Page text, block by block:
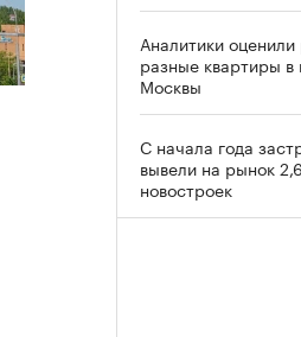
Аналитики
разные квартиры в
Москвы
С начала года
вывели на рынок
новостроек